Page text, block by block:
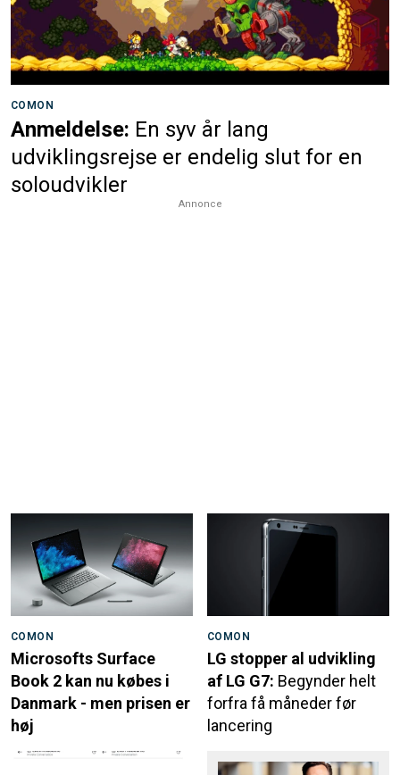
COMON
Anmeldelse: En syv år lang
udviklingsrejse er endelig slut for en
soloudvikler
Annonce
COMON
Microsofts Surface
Book 2 kan nu købes i
Danmark - men prisen er
høj
COMON
LG stopper al udvikling
af LG G7: Begynder helt
forfra få måneder før
lancering